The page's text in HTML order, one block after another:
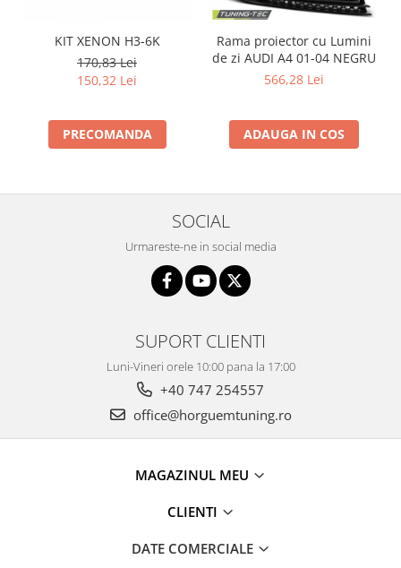
KIT XENON H3-6K
170,83 Lei
150,32 Lei
PRECOMANDA
Rama proiector cu Lumini
de zi AUDI A4 01-04 NEGRU
566,28 Lei
ADAUGA IN COS
SOCIAL
Urmareste-ne in social media
SUPORT CLIENTI
Luni-Vineri orele 10:00 pana la 17:00
+40 747 254557
office@horguemtuning.ro
MAGAZINUL MEU
CLIENTI
DATE COMERCIALE